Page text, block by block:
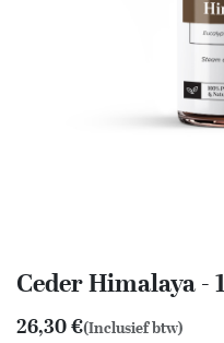
Ceder Himalaya -
26,30€(Inclusief btw)